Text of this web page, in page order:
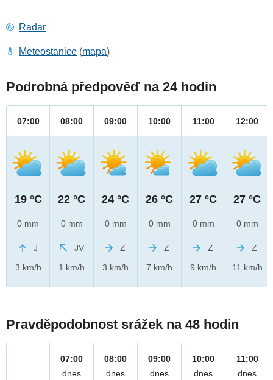
Radar
Meteostanice (mapa)
Podrobná předpověď na 24 hodin
07:00
19 °C
0 mm
J
3 km/h
08:00
22 °C
0 mm
JV
1 km/h
09:00
24 °C
0 mm
Z
3 km/h
10:00
26 °C
0 mm
Z
7 km/h
11:00
27 °C
0 mm
Z
9 km/h
12:00
27 °C
0 mm
Z
11 km/h
Pravděpodobnost srážek na 48 hodin
07:00
dnes
08:00
dnes
09:00
dnes
10:00
dnes
11:00
dnes